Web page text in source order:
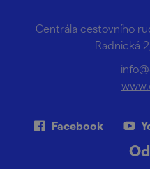
Centrála cestovního
Radnická
Facebook